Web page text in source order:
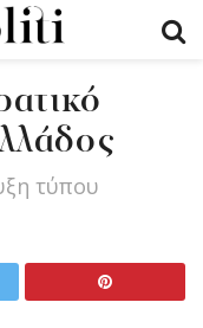
τύπου